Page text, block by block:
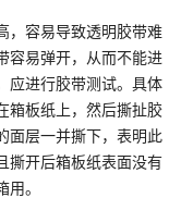
容易导致透明胶带难
容易弹开，从而不能进
应进行胶带测试。具体
箱板纸上，然后撕扯胶
面层一并撕下，表明此
撕开后箱板纸表面没有
。